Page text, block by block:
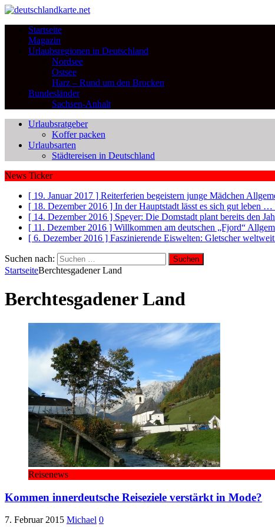
Startseite
Magazin
Urlaubsregionen in Deutschland
Nordsee
Ostsee
Harz – Rund um den Brocken
Bundesländer
Sachsen-Anhalt
Urlaubsratgeber
Koffer packen
Urlaubsarten
Städtereisen in Deutschland
News Ticker
[ 19. Januar 2017 ] Reiterferien begeistern junge Mädchen
[ 18. Dezember 2016 ] In der Hauptstadt lässt es sich gut leben
[ 14. Dezember 2016 ] Speyer: Die Domstadt plant bereits den
[ 11. Dezember 2016 ] Willkommen am deutschen „Fjord“
[ 6. Dezember 2016 ] Faszinierende Eiswelten: Gletscher
Suchen nach:
StartseiteBerchtesgadener Land
Berchtesgadener Land
Reisenews
Kommen innerdeutsche Reiseziele verstärkt in Mode?
7. Februar 2015 Michael 0